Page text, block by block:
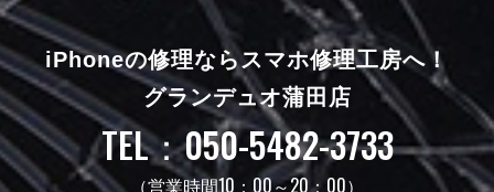
iPhoneの修理ならスマホ修理工房へ！
グランデュオ蒲田店
TEL：050-5482-3733
（営業時間10：00～20：00）